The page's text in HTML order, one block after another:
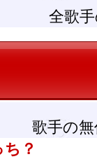
全歌
歌手の
？